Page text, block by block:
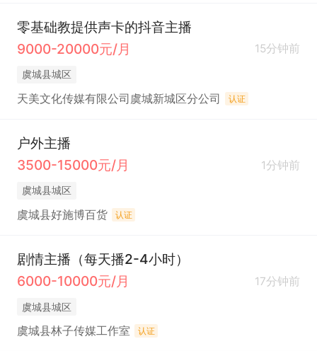
零基础教提供声卡的抖音主播
9000-20000元/月
15分钟前
虞城县城区
天美文化传媒有限公司虞城新城区分公司 认证
户外主播
3500-15000元/月
1分钟前
虞城县城区
虞城县好施博百货 认证
剧情主播（每天播2-4小时）
6000-10000元/月
17分钟前
虞城县城区
虞城县林子传媒工作室 认证